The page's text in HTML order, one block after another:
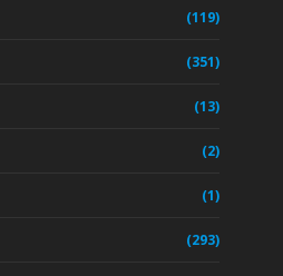
(119)
(351)
(13)
(2)
(1)
(293)